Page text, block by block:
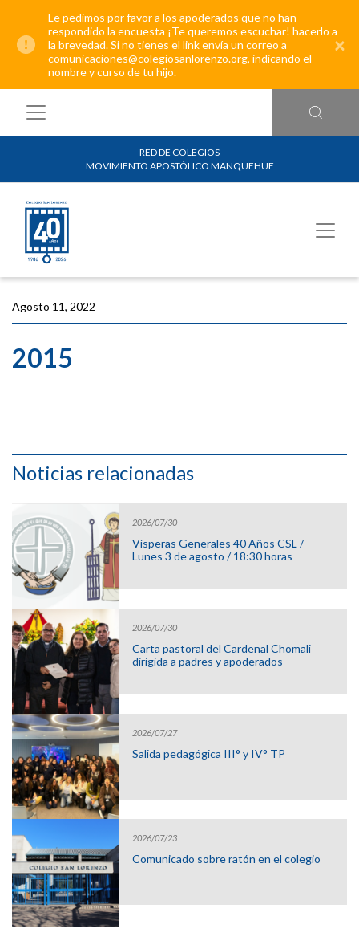
Le pedimos por favor a los apoderados que no han
respondido la encuesta ¡Te queremos escuchar! hacerlo a
la brevedad. Si no tienes el link envía un correo a
comunicaciones@colegiosanlorenzo.org, indicando el
nombre y curso de tu hijo.
×
RED DE COLEGIOS
MOVIMIENTO APOSTÓLICO MANQUEHUE
Agosto 11, 2022
2015
Noticias relacionadas
2026/07/30
Vísperas Generales 40 Años CSL /
Lunes 3 de agosto / 18:30 horas
2026/07/30
Carta pastoral del Cardenal Chomali
dirigida a padres y apoderados
2026/07/27
Salida pedagógica III° y IV° TP
2026/07/23
Comunicado sobre ratón en el colegio